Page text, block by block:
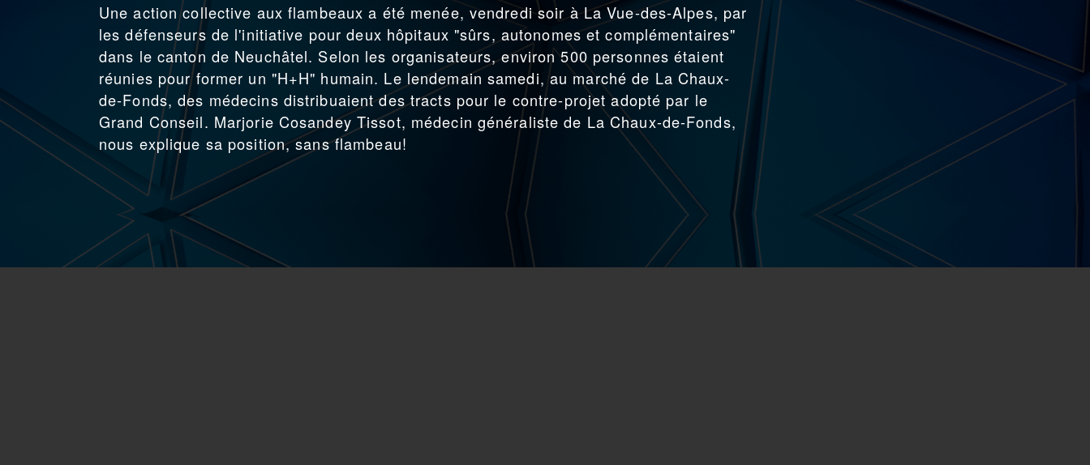
Une action collective aux flambeaux a été menée, vendredi soir à La Vue-des-Alpes, par
les défenseurs de l'initiative pour deux hôpitaux "sûrs, autonomes et complémentaires"
dans le canton de Neuchâtel. Selon les organisateurs, environ 500 personnes étaient
réunies pour former un "H+H" humain. Le lendemain samedi, au marché de La Chaux-
de-Fonds, des médecins distribuaient des tracts pour le contre-projet adopté par le
Grand Conseil. Marjorie Cosandey Tissot, médecin généraliste de La Chaux-de-Fonds,
nous explique sa position, sans flambeau!